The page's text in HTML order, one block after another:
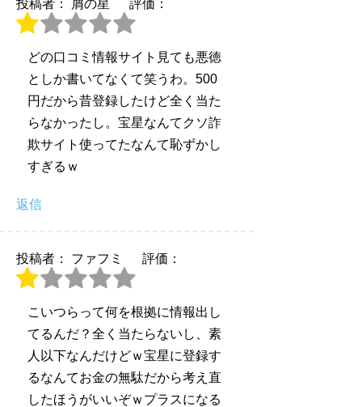
投稿者： 屑の星 評価：
どの口コミ情報サイト見ても悪徳
としか書いてなくて笑うわ。500
円だから昔登録したけど全く当た
らなかったし。宝星なんてクソ詐
欺サイト使ってたなんて恥ずかし
すぎるｗ
返信
投稿者： ファフミ 評価：
こいつらって何を根拠に情報出し
てるんだ？全く当たらないし、素
人以下なんだけどｗ宝星に登録す
るなんてお金の無駄だから考え直
したほうがいいぞｗプラスになる